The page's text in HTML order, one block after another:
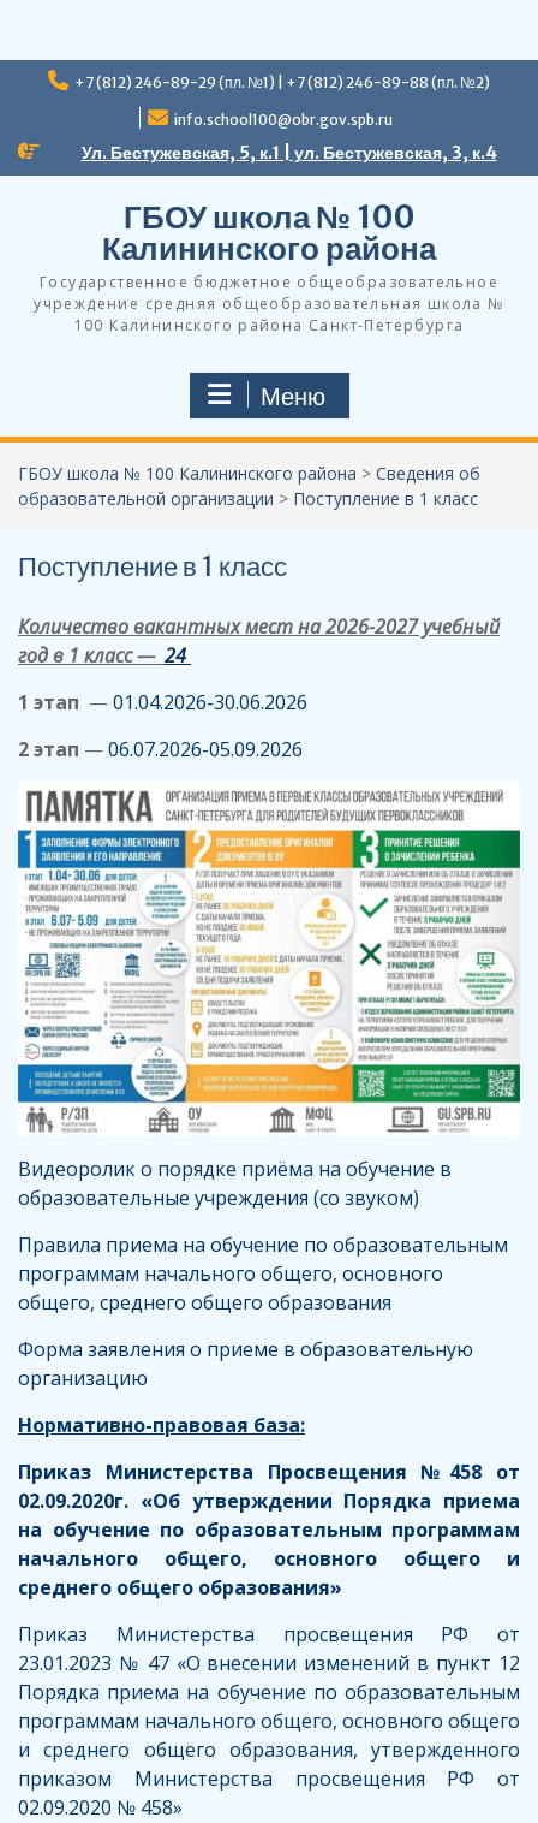
Перейти
+7 (812) 246-89-29 (пл. №1) | +7 (812) 246-89-88 (пл. №2)
info.school100@obr.gov.spb.ru
Ул. Бестужевская, 5, к.1 | ул. Бестужевская, 3, к.4
ГБОУ школа № 100
Калининского района
Государственное бюджетное общеобразовательное
учреждение средняя общеобразовательная школа №
100 Калининского района Санкт-Петербурга
Меню
ГБОУ школа № 100 Калининского района > Сведения об
образовательной организации > Поступление в 1 класс
Поступление в 1 класс
Количество вакантных мест на 2026-2027 учебный
год в 1 класс — 24
1 этап —01.04.2026-30.06.2026
2 этап —06.07.2026-05.09.2026
Видеоролик о порядке приёма на обучение в
образовательные учреждения (со звуком)
Правила приема на обучение по образовательным
программам начального общего, основного
общего, среднего общего образования
Форма заявления о приеме в образовательную
организацию
Нормативно-правовая база:
Приказ Министерства Просвещения №458 от
02.09.2020г. «Об утверждении Порядка приема
на обучение по образовательным программам
начального общего, основного общего и
среднего общего образования»
Приказ Министерства просвещения РФ от
23.01.2023 № 47 «О внесении изменений в пункт 12
Порядка приема на обучение по образовательным
программам начального общего, основного общего
и среднего общего образования, утвержденного
приказом Министерства просвещения РФ от
02.09.2020 № 458»